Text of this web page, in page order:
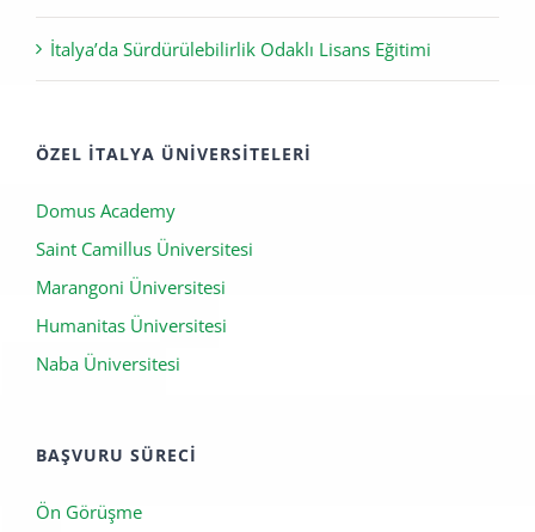
İtalya’da Sürdürülebilirlik Odaklı Lisans Eğitimi
ÖZEL İTALYA ÜNIVERSITELERI
Domus Academy
Saint Camillus Üniversitesi
Marangoni Üniversitesi
Humanitas Üniversitesi
Naba Üniversitesi
BAŞVURU SÜRECI
Ön Görüşme